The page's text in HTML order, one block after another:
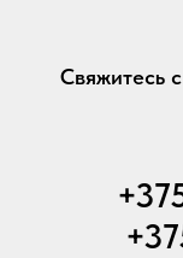
Свяжитесь